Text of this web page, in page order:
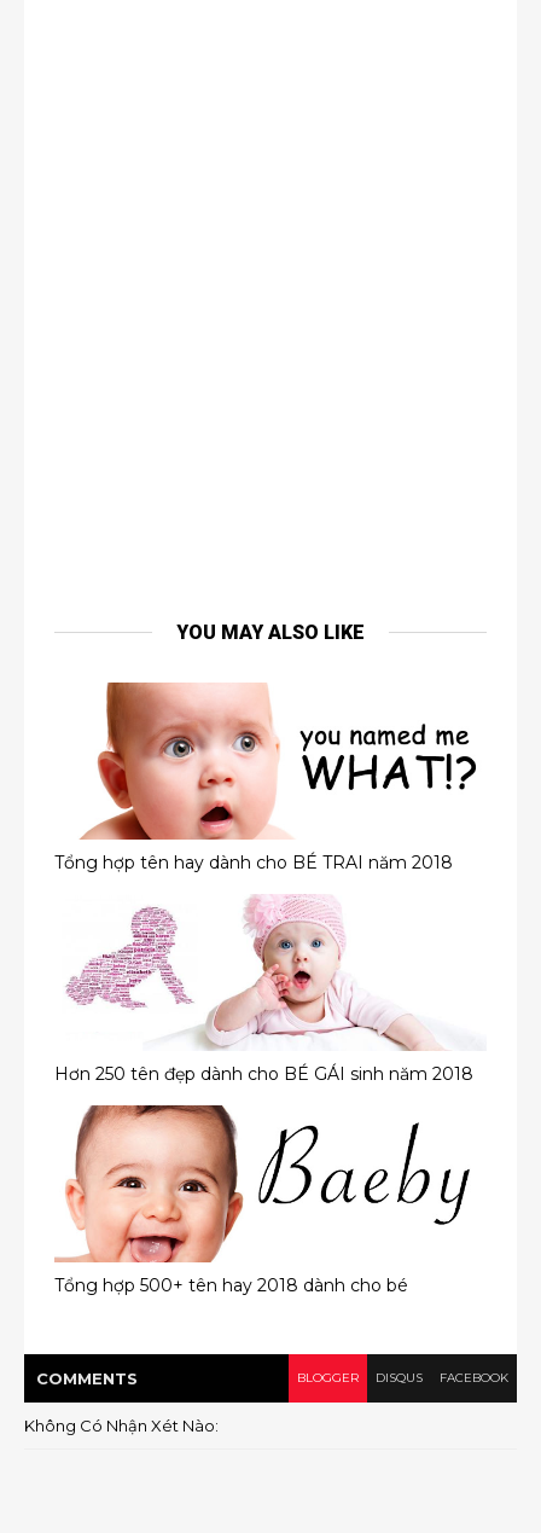
YOU MAY ALSO LIKE
Tổng hợp tên hay dành cho BÉ TRAI năm 2018
Hơn 250 tên đẹp dành cho BÉ GÁI sinh năm 2018
Tổng hợp 500+ tên hay 2018 dành cho bé
COMMENTS BLOGGER DISQUS FACEBOOK
Không Có Nhận Xét Nào: